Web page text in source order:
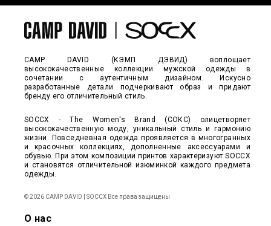
CAMP DAVID (КЭМП ДЭВИД) воплощает
высококачественные коллекции мужской одежды в
сочетании с аутентичным дизайном. Искусно
разработанные детали подчеркивают образ и придают
бренду его отличительный стиль.
SOCCX - The Women's Brand (СОКС) олицетворяет
высококачественную моду, уникальный стиль и гармонию
жизни. Повседневная одежда проявляется в многогранных
и красочных коллекциях, дополненные аксессуарами и
обувью. При этом композиции принтов характеризуют SOCCX
и становятся отличительной изюминкой каждого предмета
одежды.
© 2026 CAMP DAVID | SOCCX Все права защищены
О нас